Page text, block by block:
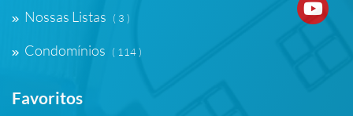
Nossas Listas ( 3 )
Condomínios ( 114 )
Favoritos